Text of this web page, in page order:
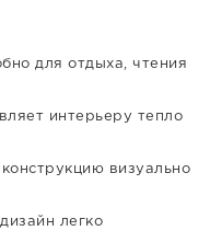
для отдыха, чтения
интерьеру тепло
визуально
легко